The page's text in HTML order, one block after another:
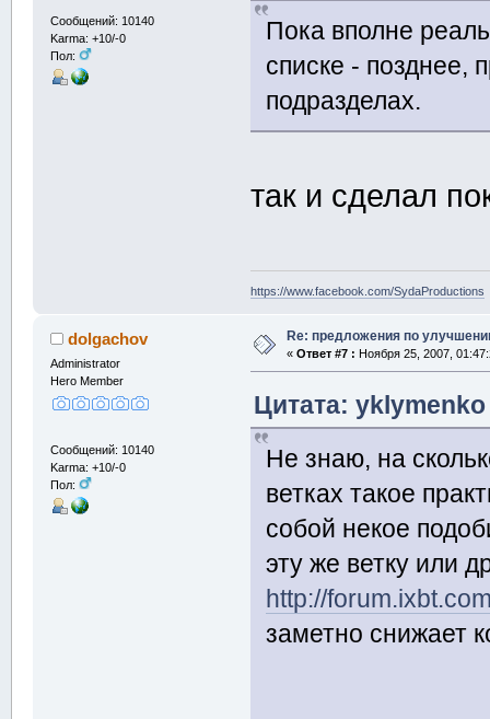
Сообщений: 10140
Karma: +10/-0
Пол:
Пока вполне
списке - позднее,
подразделах.
так и сделал
https://www.facebook.com/SydaProductions
dolgachov
Administrator
Hero Member
Сообщений: 10140
Karma: +10/-0
Пол:
Re: предложения по
« Ответ #7 : Ноября 25, 2007,
Цитата:
Не знаю, на
ветках такое
собой некое
эту же ветку или
http://
заметно снижает